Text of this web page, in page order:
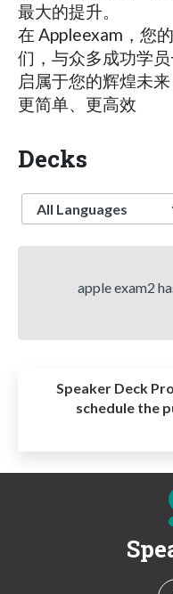
最大的提升。
在 Appleexam，您
们，与众多成功学
启属于您的辉煌未
更简单、更高效
Decks
Language
apple exam2
Speaker Deck
schedule the